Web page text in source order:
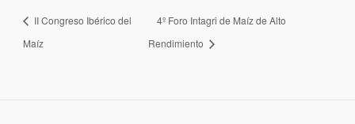
II Congreso Ibérico del
Maíz
4º Foro Intagri de Maíz de Alto
Rendimiento